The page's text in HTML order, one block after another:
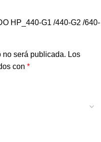
HP_440-G1 /440-G2 /640-
no será publicada. Los
con *